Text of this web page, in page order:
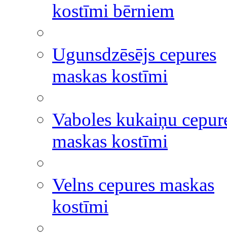
kostīmi bērniem
Ugunsdzēsējs cepures
maskas kostīmi
Vaboles kukaiņu
maskas kostīmi
Velns cepures maskas
kostīmi